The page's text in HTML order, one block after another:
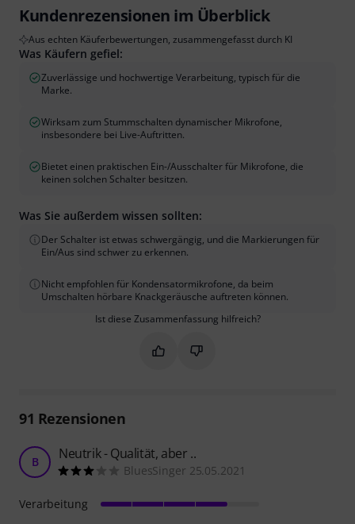
Kundenrezensionen im Überblick
Aus echten Käuferbewertungen, zusammengefasst durch KI
Was Käufern gefiel:
Zuverlässige und hochwertige Verarbeitung, typisch für die
Marke.
Wirksam zum Stummschalten dynamischer Mikrofone,
insbesondere bei Live-Auftritten.
Bietet einen praktischen Ein-/Ausschalter für Mikrofone, die
keinen solchen Schalter besitzen.
Was Sie außerdem wissen sollten:
Der Schalter ist etwas schwergängig, und die Markierungen für
Ein/Aus sind schwer zu erkennen.
Nicht empfohlen für Kondensatormikrofone, da beim
Umschalten hörbare Knackgeräusche auftreten können.
Ist diese Zusammenfassung hilfreich?
Markieren Sie diese
Markieren Sie diese
91 Rezensionen
B Neutrik - Qualität, aber ..
BluesSinger 25.05.2021
Verarbeitung